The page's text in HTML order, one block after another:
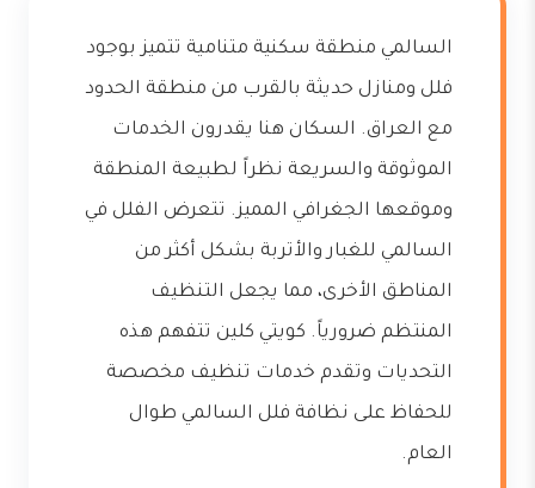
السالمي منطقة سكنية متنامية تتميز بوجود
فلل ومنازل حديثة بالقرب من منطقة الحدود
مع العراق. السكان هنا يقدرون الخدمات
الموثوقة والسريعة نظراً لطبيعة المنطقة
وموقعها الجغرافي المميز. تتعرض الفلل في
السالمي للغبار والأتربة بشكل أكثر من
المناطق الأخرى، مما يجعل التنظيف
المنتظم ضرورياً. كويتي كلين تتفهم هذه
التحديات وتقدم خدمات تنظيف مخصصة
للحفاظ على نظافة فلل السالمي طوال
العام.